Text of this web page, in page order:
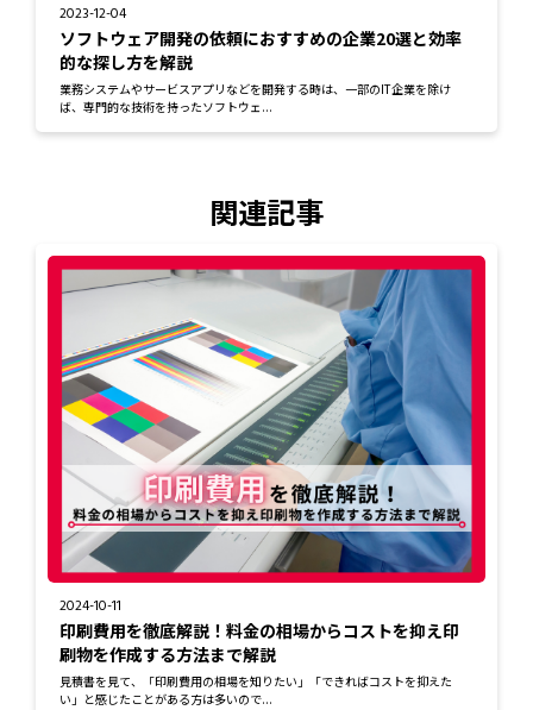
2023-12-04
ソフトウェア開発の依頼におすすめの企業20選と効率
的な探し方を解説
業務システムやサービスアプリなどを開発する時は、一部のIT企業を除け
ば、専門的な技術を持ったソフトウェ...
関連記事
2024-10-11
印刷費用を徹底解説！料金の相場からコストを抑え印
刷物を作成する方法まで解説
見積書を見て、「印刷費用の相場を知りたい」「できればコストを抑えた
い」と感じたことがある方は多いので...